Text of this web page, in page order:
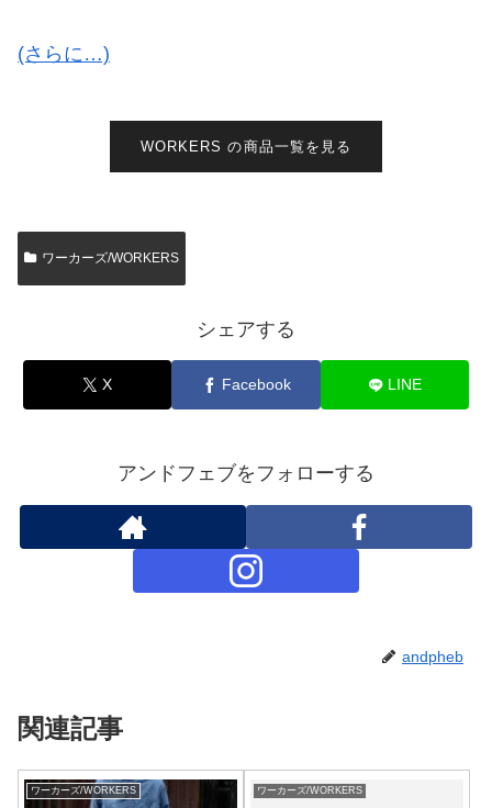
(さらに…)
WORKERS の商品一覧を見る
ワーカーズ/WORKERS
シェアする
X Facebook LINE
アンドフェブをフォローする
andpheb
関連記事
ワーカーズ/WORKERS ワーカーズ/WORKERS